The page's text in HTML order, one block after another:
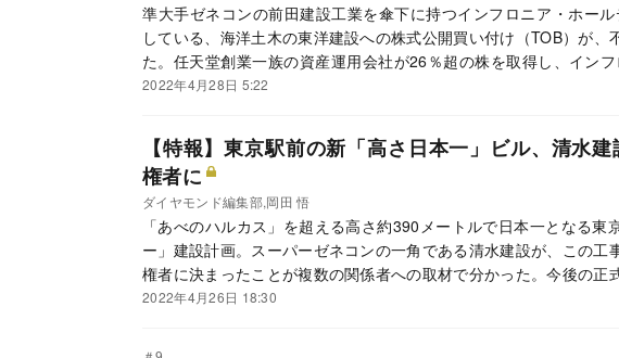
準大手ゼネコンの前田建設工業を傘下に持つインフロニア・ホー
している、海洋土木の東洋建設への株式公開買い付け（TOB）が、
た。任天堂創業一族の資産運用会社が26％超の株を取得し、イン
買収提案までしているからだ。ただしインフロニアHDのTOBに賛
2022年4月28日 5:22
【特報】東京駅前の新「高さ日本一」ビル、清水
権者に
ダイヤモンド編集部,岡田 悟
「あべのハルカス」を超える高さ約390メートルで日本一となる東
ー」建設計画。スーパーゼネコンの一角である清水建設が、この工
権者に決まったことが複数の関係者への取材で分かった。今後の正
渉が進んでいる。
2022年4月26日 18:30